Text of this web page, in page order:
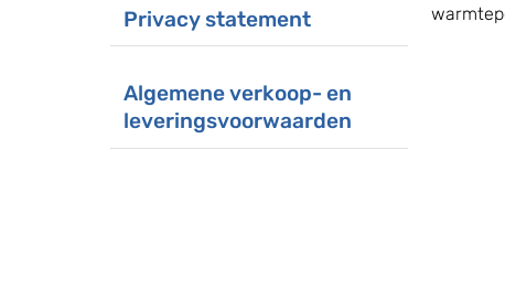
Privacy statement
Algemene verkoop- en
leveringsvoorwaarden